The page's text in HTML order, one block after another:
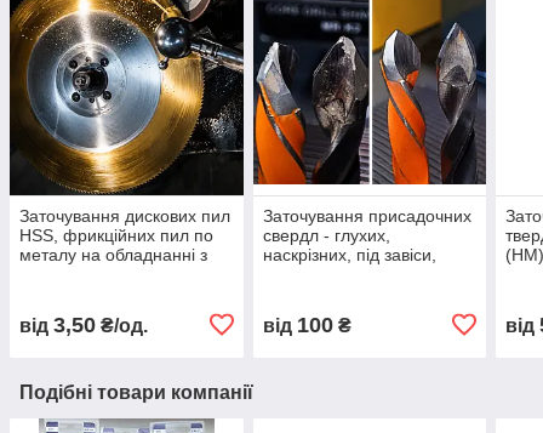
Заточування дискових пил
HSS, фрикційних пил по
металу на обладнанні з
від 3,50 ₴/од.
Заточування присадочних
свердл - глухих,
наскрізних, під завіси,
від 100₴ від
Подібні товари компанії